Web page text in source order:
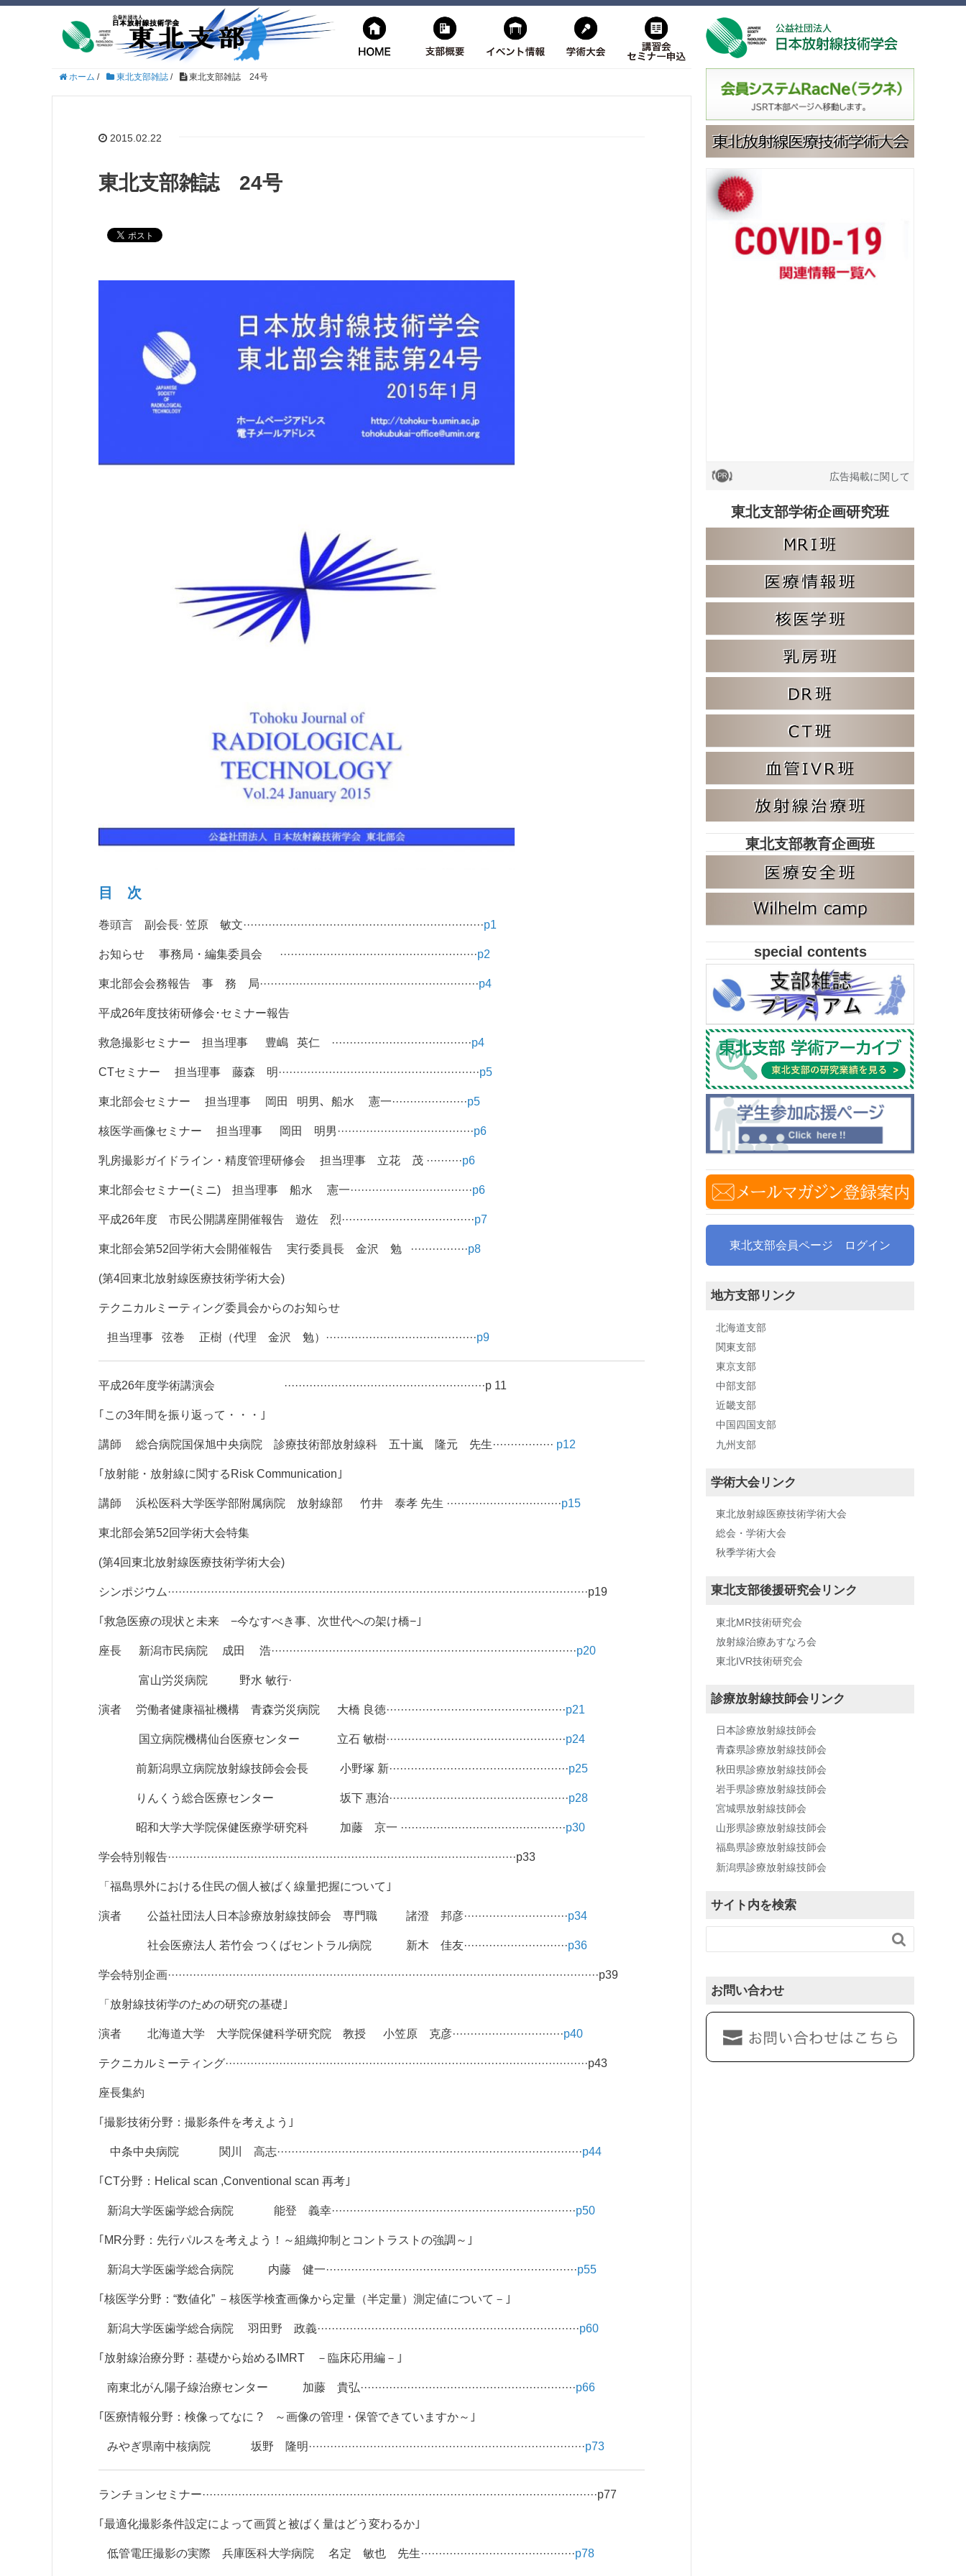
ホーム / 東北支部雑誌 / 東北支部雑誌 24号
2015.02.22
東北支部雑誌 24号
目 次
巻頭言 副会長· 笠原 敏文···································································p1
お知らせ 事務局・編集委員会 ·······················································p2
東北部会会務報告 事 務 局·····························································p4
平成26年度技術研修会･セミナー報告
救急撮影セミナー 担当理事 豊嶋 英仁 ·······································p4
CTセミナー 担当理事 藤森 明························································p5
東北部会セミナー 担当理事 岡田 明男､ 船水 憲一·····················p5
核医学画像セミナー 担当理事 岡田 明男······································p6
乳房撮影ガイドライン・精度管理研修会 担当理事 立花 茂 ··········p6
東北部会セミナー(ミニ) 担当理事 船水 憲一··································p6
平成26年度 市民公開講座開催報告 遊佐 烈·····································p7
東北部会第52回学術大会開催報告 実行委員長 金沢 勉 ················p8
(第4回東北放射線医療技術学術大会)
テクニカルミーティング委員会からのお知らせ
担当理事 弦巻 正樹（代理 金沢 勉）··········································p9
平成26年度学術講演会 ························································p 11
｢この3年間を振り返って・・・｣
講師 総合病院国保旭中央病院 診療技術部放射線科 五十嵐 隆元 先生················· p12
｢放射能・放射線に関するRisk Communication｣
講師 浜松医科大学医学部附属病院 放射線部 竹井 泰孝 先生 ································p15
東北部会第52回学術大会特集
(第4回東北放射線医療技術学術大会)
シンポジウム·····················································································································p19
｢救急医療の現状と未来 −今なすべき事、次世代への架け橋−｣
座長 新潟市民病院 成田 浩·····················································································p20
富山労災病院 野水 敏行·
演者 労働者健康福祉機構 青森労災病院 大橋 良徳··················································p21
国立病院機構仙台医療センター 立石 敏樹··················································p24
前新潟県立病院放射線技師会会長 小野塚 新··················································p25
りんくう総合医療センター 坂下 惠治··················································p28
昭和大学大学院保健医療学研究科 加藤 京一 ··············································p30
学会特別報告·································································································p33
「福島県外における住民の個人被ばく線量把握について｣
演者 公益社団法人日本診療放射線技師会 専門職 諸澄 邦彦·····························p34
社会医療法人 若竹会 つくばセントラル病院 新木 佳友·····························p36
学会特別企画························································································································p39
「放射線技術学のための研究の基礎｣
演者 北海道大学 大学院保健科学研究院 教授 小笠原 克彦·······························p40
テクニカルミーティング·····································································································p43
座長集約
｢撮影技術分野：撮影条件を考えよう｣
中条中央病院 関川 高志·····················································································p44
｢CT分野：Helical scan ,Conventional scan 再考｣
新潟大学医歯学総合病院 能登 義幸····································································p50
｢MR分野：先行パルスを考えよう！～組織抑制とコントラストの強調～｣
新潟大学医歯学総合病院 内藤 健一······································································p55
｢核医学分野：“数値化” －核医学検査画像から定量（半定量）測定値について－｣
新潟大学医歯学総合病院 羽田野 政義·········································································p60
｢放射線治療分野：基礎から始めるIMRT －臨床応用編－｣
南東北がん陽子線治療センター 加藤 貴弘····························································p66
｢医療情報分野：検像ってなに ? ～画像の管理・保管できていますか～｣
みやぎ県南中核病院 坂野 隆明·············································································p73
ランチョンセミナー··············································································································p77
｢最適化撮影条件設定によって画質と被ばく量はどう変わるか｣
低管電圧撮影の実際 兵庫医科大学病院 名定 敏也 先生···········································p78
広告掲載に関して
東北支部学術企画研究班
東北支部教育企画班
special contents
東北支部会員ページ ログイン
地方支部リンク
北海道支部
関東支部
東京支部
中部支部
近畿支部
中国四国支部
九州支部
学術大会リンク
東北放射線医療技術学術大会
総会・学術大会
秋季学術大会
東北支部後援研究会リンク
東北MR技術研究会
放射線治療あすなろ会
東北IVR技術研究会
診療放射線技師会リンク
日本診療放射線技師会
青森県診療放射線技師会
秋田県診療放射線技師会
岩手県診療放射線技師会
宮城県放射線技師会
山形県診療放射線技師会
福島県診療放射線技師会
新潟県診療放射線技師会
サイト内を検索

お問い合わせ